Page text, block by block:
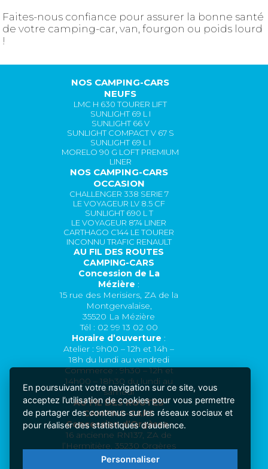
Faites-nous confiance pour assurer la bonne santé
de votre camping-car, van, fourgon ou poids lourd
!
NOS CAMPING-CARS
NEUFS
LMC H 630 TOURER LIFT
SUNLIGHT 69 L I
SUNLIGHT 66 V
SUNLIGHT COMPACT V 67 S
SUNLIGHT 69 L I
MORELO 90 G LOFT PREMIUM
LINER
NOS CAMPING-CARS
OCCASION
CHALLENGER 338 SERIE 7
LE VOYAGEUR LV 8.5 CF
SUNLIGHT 690 L T
LE VOYAGEUR 874 LINER
CARTHAGO C144 LE TOURER
INCONNU TRAFIC RENAULT
AU FIL DES ROUTES
CAMPING-CARS
Concession de La
Mézière :
15 rue des Merisiers, ZA de la
Montgervalaise,
35520 La Mézière
Tél : 02 99 13 02 00
Horaire d’ouverture :
Atelier : 9h00 – 12h et 14h –
18h du lundi au vendredi
Commerce : 9h30 – 12h et
14h00 – 18h30 du lundi au
samedi
AU FIL DES ROUTES
CAMPING-CARS
Concession d’Orgères:
16 ancienne RN137, ZA de
l’Hermitière, 35230 Orgères
Tél : 09 78 81 22 61
En poursuivant votre navigation sur ce site, vous
acceptez l’utilisation de cookies pour vous permettre
de partager des contenus sur les réseaux sociaux et
pour réaliser des statistiques d’audience.
Personnaliser